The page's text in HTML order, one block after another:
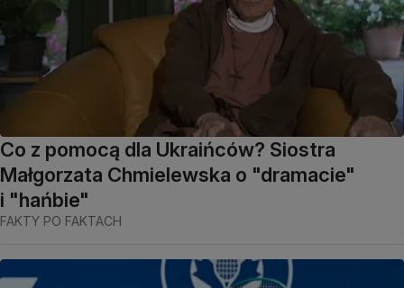
Co z pomocą dla Ukraińców? Siostra
Małgorzata Chmielewska o "dramacie"
i "hańbie"
FAKTY PO FAKTACH